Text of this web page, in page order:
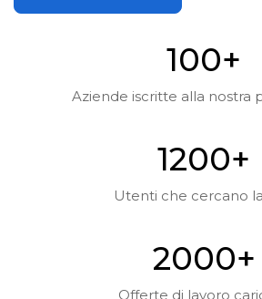
100+
Aziende iscritte alla nostra
1200+
Utenti che cercano
2000+
Offerte di lavoro